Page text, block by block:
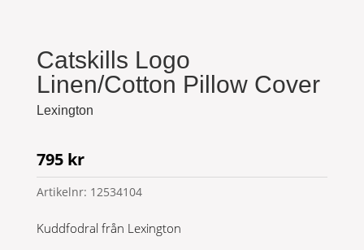
Catskills Logo
Linen/Cotton Pillow Cover
Lexington
795 kr
Artikelnr: 12534104
Kuddfodral från Lexington